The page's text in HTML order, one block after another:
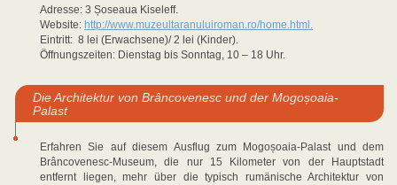
Adresse: 3 Șoseaua Kiseleff.
Website: http://www.muzeultaranuluiroman.ro/home.html.
Eintritt: 8 lei (Erwachsene)/ 2 lei (Kinder).
Öffnungszeiten: Dienstag bis Sonntag, 10 – 18 Uhr.
Die Architektur von Brâncovenesc und der Mogoșoaia-
Palast
Erfahren Sie auf diesem Ausflug zum Mogoșoaia-Palast und dem
Brâncovenesc-Museum, die nur 15 Kilometer von der Hauptstadt
entfernt liegen, mehr über die typisch rumänische Architektur von